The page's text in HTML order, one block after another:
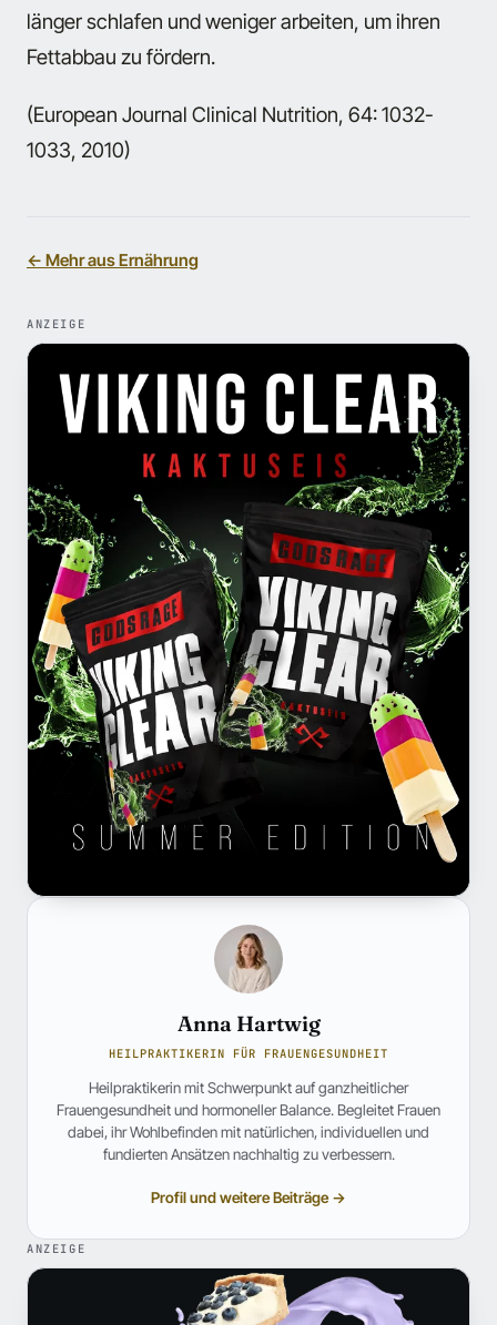
länger schlafen und weniger arbeiten, um ihren
Fettabbau zu fördern.
(European Journal Clinical Nutrition, 64: 1032-
1033, 2010)
← Mehr aus Ernährung
ANZEIGE
Anna Hartwig
HEILPRAKTIKERIN FÜR FRAUENGESUNDHEIT
Heilpraktikerin mit Schwerpunkt auf ganzheitlicher
Frauengesundheit und hormoneller Balance. Begleitet Frauen
dabei, ihr Wohlbefinden mit natürlichen, individuellen und
fundierten Ansätzen nachhaltig zu verbessern.
Profil und weitere Beiträge →
ANZEIGE